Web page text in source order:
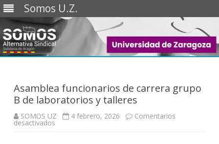
Somos U.Z.
Saltar
Asamblea funcionarios de carrera grupo
B de laboratorios y talleres
SOMOS UZ 4 febrero, 2026 Comentarios
desactivados